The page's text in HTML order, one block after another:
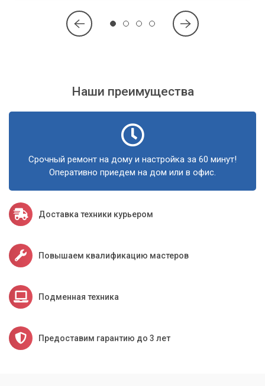
Установка нового, исправного разъема.
Наши преимущества
Срочный ремонт на дому и настройка за 60 минут!
Оперативно приедем на дом или в офис.
Доставка техники курьером
Повышаем квалификацию мастеров
Подменная техника
Предоставим гарантию до 3 лет